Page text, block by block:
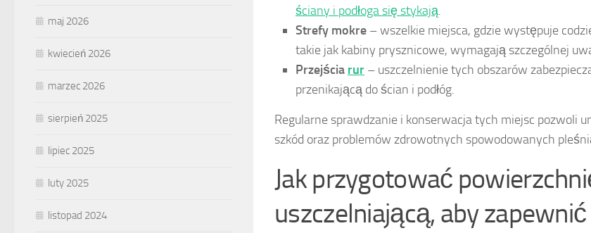
ściany i podłoga się stykają.
Strefy mokre – wszelkie miejsca, gdzie występuje
takie jak kabiny prysznicowe, wymagają szczególnej
Przejścia rur – uszczelnienie tych obszarów
przenikającą do ścian i podłóg.
Regularne sprawdzanie i konserwacja tych miejsc pozwoli
szkód oraz problemów zdrowotnych spowodowanych
Jak przygotować
uszczelniającą, aby
maj 2026
kwiecień 2026
marzec 2026
sierpień 2025
lipiec 2025
luty 2025
listopad 2024